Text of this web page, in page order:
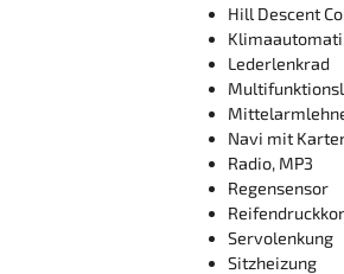
Hill Descent
Lederlenkrad
Navi mit
Radio, MP3
Regensensor
Servolenkung
Sitzheizung